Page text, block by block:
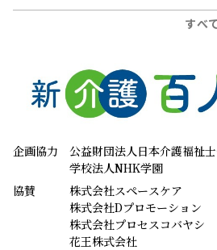
すべ
企画協力
公益財団法人日本介護福祉
学校法人NHK学園
協賛
株式会社スペースケア
株式会社Dプロモーション
株式会社プロセスコバヤシ
花王株式会社